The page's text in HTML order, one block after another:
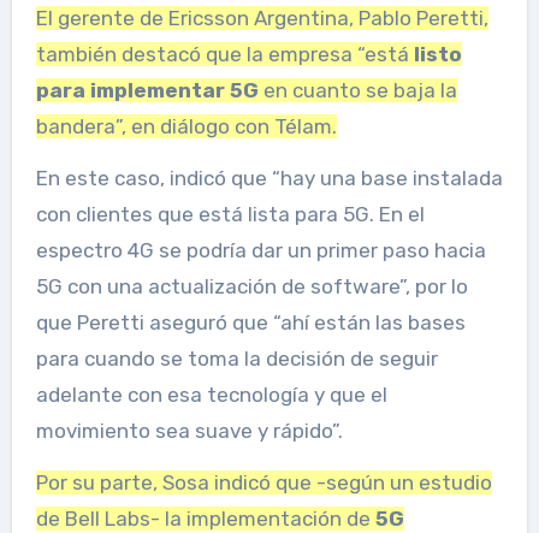
El gerente de Ericsson Argentina, Pablo Peretti,
también destacó que la empresa “está listo
para implementar 5G en cuanto se baja la
bandera”, en diálogo con Télam.
En este caso, indicó que “hay una base instalada
con clientes que está lista para 5G. En el
espectro 4G se podría dar un primer paso hacia
5G con una actualización de software”, por lo
que Peretti aseguró que “ahí están las bases
para cuando se toma la decisión de seguir
adelante con esa tecnología y que el
movimiento sea suave y rápido”.
Por su parte, Sosa indicó que -según un estudio
de Bell Labs- la implementación de 5G